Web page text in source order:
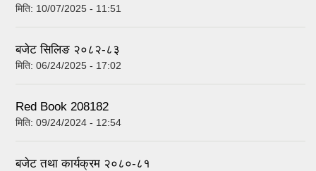
मिति: 10/07/2025 - 11:51
बजेट सिलिङ २०८२-८३
मिति: 06/24/2025 - 17:02
Red Book 208182
मिति: 09/24/2024 - 12:54
बजेट तथा कार्यक्रम २०८०-८१